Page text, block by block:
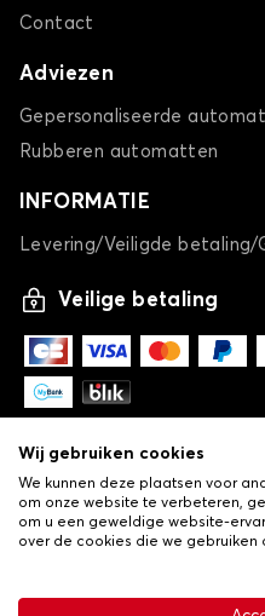
Contact
Adviezen
Gepersonaliseerde
Rubberen automatten
INFORMATIE
Levering/Veiligde betaling/
Veilige betaling
Algemene
Wij gebruiken cookies
We kunnen deze plaatsen voor
om onze website te verbeteren,
om u een geweldige website-
over de cookies die we gebruiken